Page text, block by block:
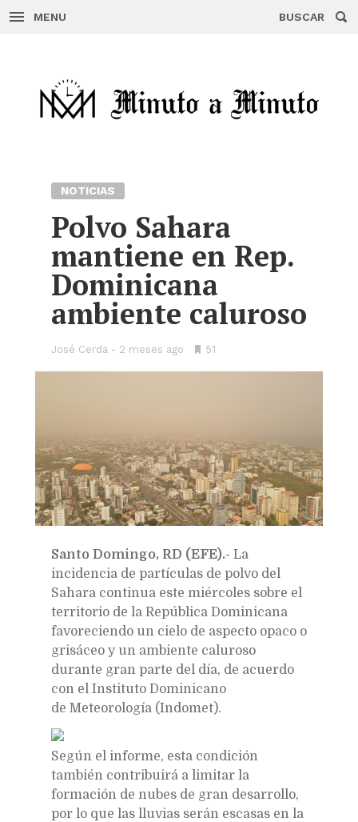
MENU BUSCAR
NOTICIAS
Polvo Sahara
mantiene en Rep.
Dominicana
ambiente caluroso
José Cerda 2 meses ago
•51
Santo Domingo, RD (EFE).- La
incidencia de partículas de polvo del
Sahara continua este miércoles sobre el
territorio de la República Dominicana
favoreciendo un cielo de aspecto opaco o
grisáceo y un ambiente caluroso
durante gran parte del día, de acuerdo
con el Instituto Dominicano
de Meteorología (Indomet).
Según el informe, esta condición
también contribuirá a limitar la
formación de nubes de gran desarrollo,
por lo que las lluvias serán escasas en la